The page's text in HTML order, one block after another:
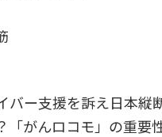
ー支援を訴え日本縦
「がんロコモ」の重要